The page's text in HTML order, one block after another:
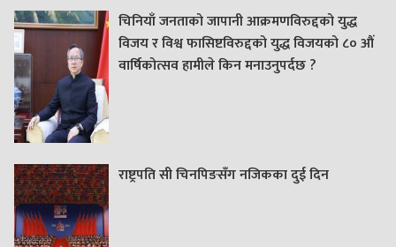
चिनियाँ जनताको जापानी आक्रमणविरुद्दको युद्ध
विजय र विश्व फासिष्टविरुद्दको युद्ध विजयको ८० औं
वार्षिकोत्सव हामीले किन मनाउनुपर्दछ ?
राष्ट्रपति सी चिनपिङसँग नजिकका दुई दिन